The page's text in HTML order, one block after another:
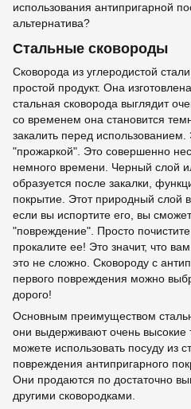
использования антипригарной
альтернатива?
Стальные сковороды
Сковорода из углеродистой
простой продукт. Она
стальная сковорода выглядит
со временем она становится
закалить перед использованием.
"прожаркой". Это совершенно
немного времени. Черный слой
образуется после закалки,
покрытие. Этот природный слой
если вы испортите его, вы
"повреждение". Просто
прокалите ее! Это значит, что
это не сложно. Сковороду с
первого повреждения можно
дорого!
Основным преимуществом
они выдерживают очень высокие
можете использовать посуду из
повреждения антипригарного
Они продаются по достаточно
другими сковородками.